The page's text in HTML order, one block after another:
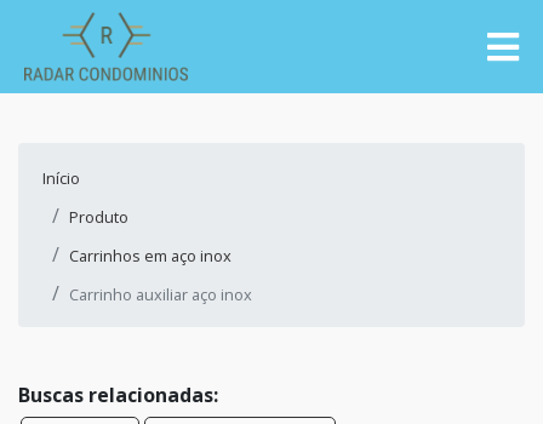
Início
Produto
Carrinhos em aço inox
Carrinho auxiliar aço inox
Buscas relacionadas: